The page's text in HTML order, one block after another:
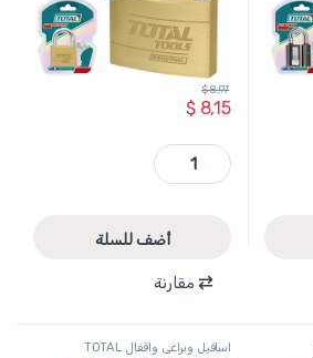
$8,15
$8,97
TLK32602 - قفل سطل نحاسي ثقيل 6سم وزن 385غرام مع 3 مفاتيح ((صناعي )) TOTAL quantity
أضف للسلة
مقارنة
اسافيل وبراغي واقفال TOTAL